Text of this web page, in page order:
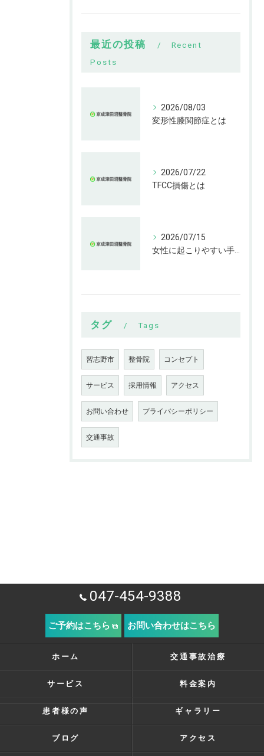
最近の投稿
Recent
Posts
2026/08/03
変形性膝関節症とは
2026/07/22
TFCC損傷とは
2026/07/15
タグ Tags
習志野市 整骨院 コンセプト
サービス 採用情報 アクセス
お問い合わせ プライバシーポリシー
交通事故
047-454-9388
ご予約はこちら お問い合わせはこちら
ホーム 交通事故治療
サービス 料金案内
患者様の声 ギャラリー
ブログ アクセス